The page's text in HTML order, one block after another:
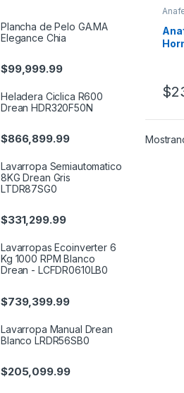
$
Plancha de Pelo GA.MA
Elegance Chia
$99,999.99
Heladera Ciclica R600
Drean HDR320F50N
$866,899.99
Lavarropa Semiautomatico
8KG Drean Gris
LTDR87SG0
$331,299.99
Lavarropas Ecoinverter 6
Kg 1000 RPM Blanco
Drean - LCFDR0610LB0
$739,399.99
Lavarropa Manual Drean
Blanco LRDR56SB0
$205,099.99